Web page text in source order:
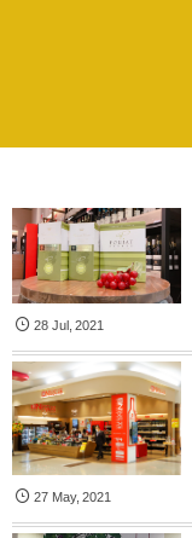
28 Jul,2021
27 May,2021